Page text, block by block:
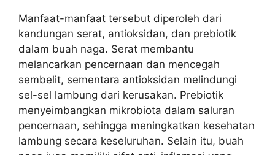
Manfaat-manfaat tersebut diperoleh dari
kandungan serat, antioksidan, dan prebiotik
dalam buah naga. Serat membantu
melancarkan pencernaan dan mencegah
sembelit, sementara antioksidan melindungi
sel-sel lambung dari kerusakan. Prebiotik
menyeimbangkan mikrobiota dalam saluran
pencernaan, sehingga meningkatkan kesehatan
lambung secara keseluruhan. Selain itu, buah